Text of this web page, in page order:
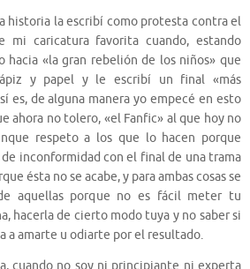
historia la escribí como protesta contra el
mi caricatura favorita cuando, estando
hacia «la gran rebelión de los niños» que
y papel y le escribí un final «más
es, de alguna manera yo empecé en esto
ahora no tolero, «el Fanfic» al que hoy no
respeto a los que lo hacen porque
inconformidad con el final de una trama
ésta no se acabe, y para ambas cosas se
aquellas porque no es fácil meter tu
hacerla de cierto modo tuya y no saber si
a amarte u odiarte por el resultado.
cuando no soy ni principiante ni experta